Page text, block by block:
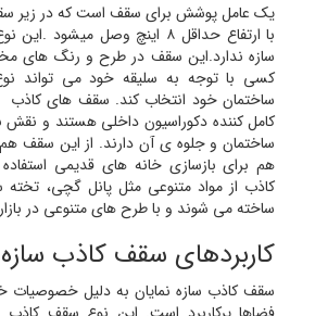
یک عامل پوشش برای سقف است که در زیر
با ارتفاع حداقل ۸ اینچ وصل
سازه ندارد.این سقف در طرح و رنگ های
کسی با توجه به سلیقه خود می تواند
ساختمان خود انتخاب کند. سقف های کاذب
کامل کننده دکوراسیون داخلی هستند و
ساختمان و جلوه ی آن دارند. از این سقف
هم برای بازسازی خانه های قدیمی
ساخته می شوند و با طرح های متنوعی در
کاربردهای سقف کاذب سازه
سقف کاذب سازه نمایان به دلیل خصوصیات